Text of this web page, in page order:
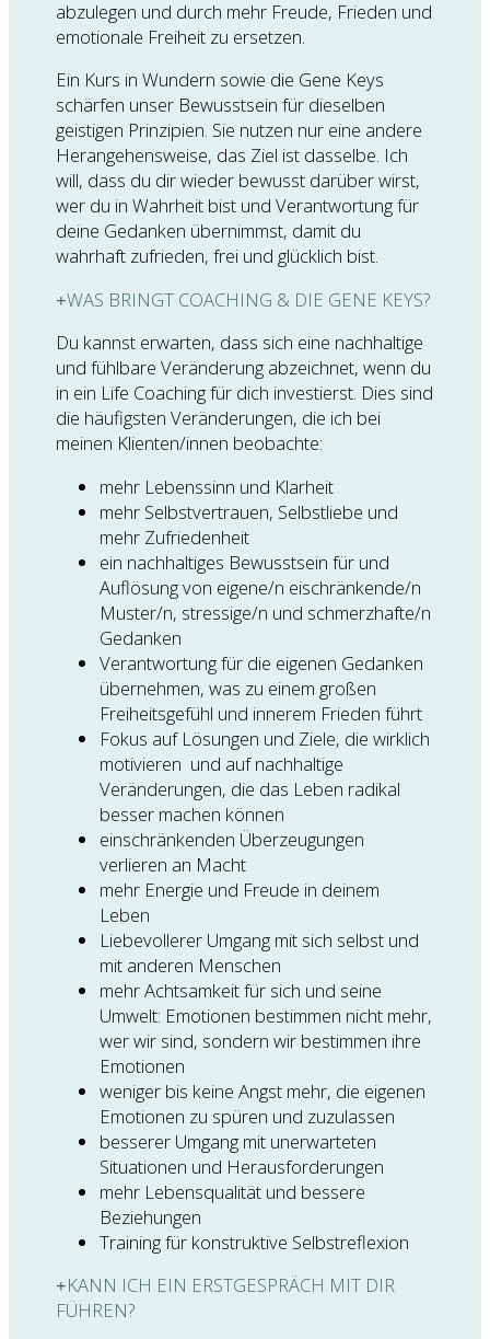
abzulegen und durch mehr Freude, Frieden und
emotionale Freiheit zu ersetzen.
Ein Kurs in Wundern sowie die Gene Keys
schärfen unser Bewusstsein für dieselben
geistigen Prinzipien. Sie nutzen nur eine andere
Herangehensweise, das Ziel ist dasselbe. Ich
will, dass du dir wieder bewusst darüber wirst,
wer du in Wahrheit bist und Verantwortung für
deine Gedanken übernimmst, damit du
wahrhaft zufrieden, frei und glücklich bist.
WAS BRINGT COACHING & DIE GENE KEYS?
Du kannst erwarten, dass sich eine nachhaltige
und fühlbare Veränderung abzeichnet, wenn du
in ein Life Coaching für dich investierst. Dies sind
die häufigsten Veränderungen, die ich bei
meinen Klienten/innen beobachte:
mehr Lebenssinn und Klarheit
mehr Selbstvertrauen, Selbstliebe und
mehr Zufriedenheit
ein nachhaltiges Bewusstsein für und
Auflösung von eigene/n eischränkende/n
Muster/n, stressige/n und schmerzhafte/n
Gedanken
Verantwortung für die eigenen Gedanken
übernehmen, was zu einem großen
Freiheitsgefühl und innerem Frieden führt
Fokus auf Lösungen und Ziele, die wirklich
motivieren und auf nachhaltige
Veränderungen, die das Leben radikal
besser machen können
einschränkenden Überzeugungen
verlieren an Macht
mehr Energie und Freude in deinem
Leben
Liebevollerer Umgang mit sich selbst und
mit anderen Menschen
mehr Achtsamkeit für sich und seine
Umwelt: Emotionen bestimmen nicht mehr,
wer wir sind, sondern wir bestimmen ihre
Emotionen
weniger bis keine Angst mehr, die eigenen
Emotionen zu spüren und zuzulassen
besserer Umgang mit unerwarteten
Situationen und Herausforderungen
mehr Lebensqualität und bessere
Beziehungen
Training für konstruktive Selbstreflexion
KANN ICH EIN ERSTGESPRÄCH MIT DIR
FÜHREN?